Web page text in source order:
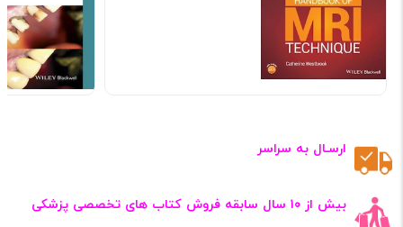
ارسـال به سراسر
بیش از ۱۰ سال سابقه فروش کتاب‌ های تخصصی پزشکی